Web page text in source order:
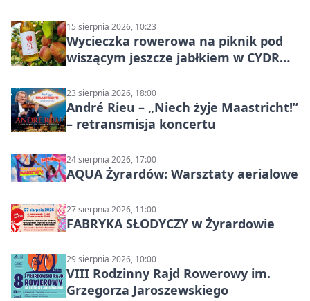
15 sierpnia 2026, 10:23
Wycieczka rowerowa na piknik pod
wiszącym jeszcze jabłkiem w CYDR
23 sierpnia 2026, 18:00
André Rieu – „Niech żyje Maastricht!”
– retransmisja koncertu
24 sierpnia 2026, 17:00
AQUA Żyrardów: Warsztaty aerialowe
27 sierpnia 2026, 11:00
FABRYKA SŁODYCZY w Żyrardowie
29 sierpnia 2026, 10:00
VIII Rodzinny Rajd Rowerowy im.
Grzegorza Jaroszewskiego